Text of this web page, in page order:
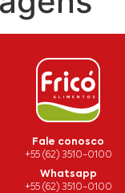
Fale conosco
+55 (62) 3510-0100
Whatsapp
+55 (62) 3510-0100